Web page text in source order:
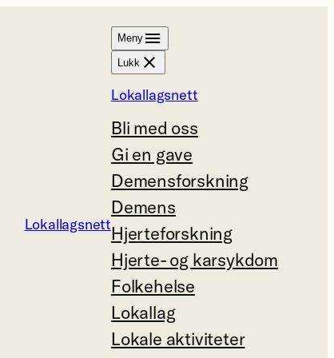
Lokallagsnett
Meny
Lukk
Lokallagsnett
Bli med oss
Gi en gave
Demensforskning
Demens
Hjerteforskning
Hjerte- og karsykdom
Folkehelse
Lokallag
Lokale aktiviteter